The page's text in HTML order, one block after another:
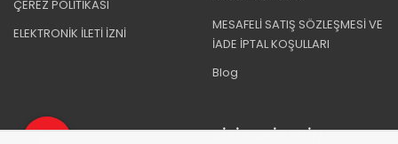
ÇEREZ POLİTİKASI
ELEKTRONİK İLETİ İZNİ
MESAFELİ SATIŞ SÖZLEŞMESİ VE
İADE İPTAL KOŞULLARI
Blog
BIZI TAKIP EDIN